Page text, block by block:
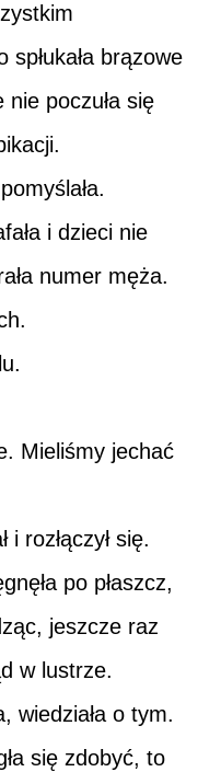
spłukała brązowe
nie poczuła się
i dzieci nie
numer męża.
Mieliśmy jechać
rozłączył się.
po płaszcz,
jeszcze raz
w lustrze.
wiedziała o tym.
się zdobyć, to